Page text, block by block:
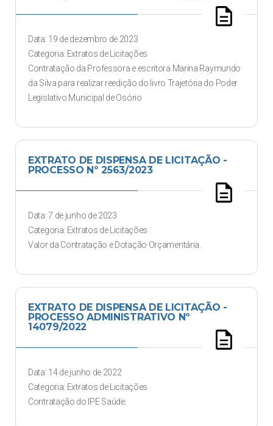
description
Data: 19 de dezembro de 2023
Categoria: Extratos de Licitações
Contratação da Professora e escritora Marina Raymundo
da Silva para realizar reedição do livro Trajetória do Poder
Legislativo Municipal de Osório
description
EXTRATO DE DISPENSA DE LICITAÇÃO -
PROCESSO Nº 2563/2023
Data: 7 de junho de 2023
Categoria: Extratos de Licitações
Valor da Contratação e Dotação Orçamentária.
description
EXTRATO DE DISPENSA DE LICITAÇÃO -
PROCESSO ADMINISTRATIVO Nº
14079/2022
Data: 14 de junho de 2022
Categoria: Extratos de Licitações
Contratação do IPE Saúde.